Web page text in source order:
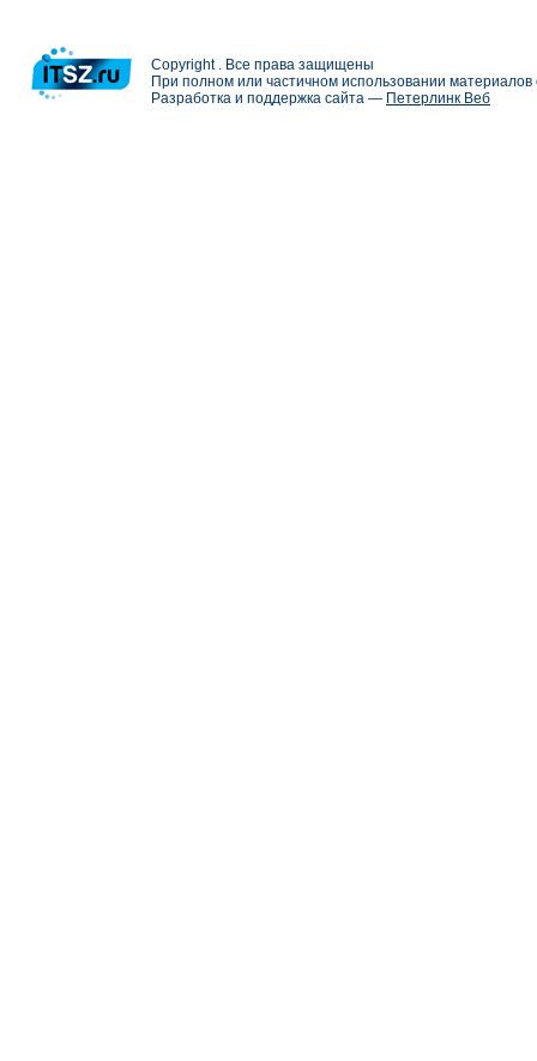
Copyright . Все права защищены
При полном или частичном использовании
Разработка и поддержка сайта — Петерлинк Веб